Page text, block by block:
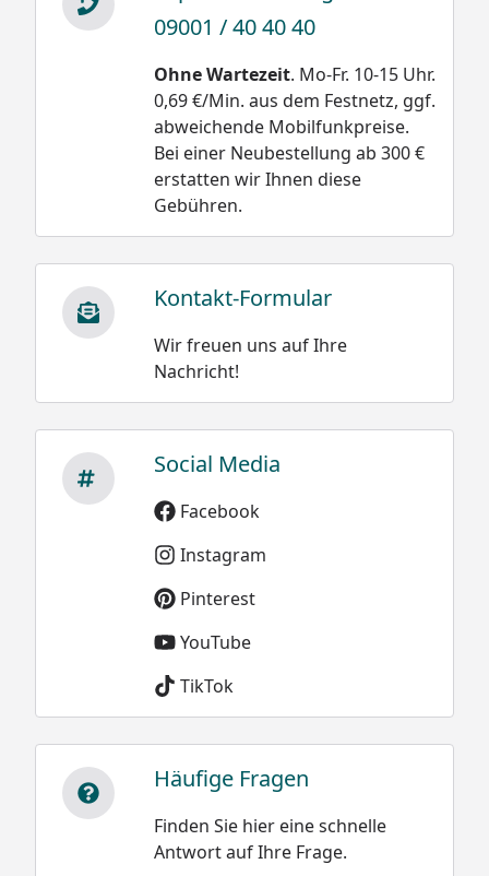
Schneegewichte:
Neuschnee trocken
und locker 30 bis 50
kg/m³
Neuschnee schwach
gebunden 50 bis 100
kg/m³
Neuschnee stark
gebunden 100 bis 200
Altschnee trocken
200 bis 400 kg/m³
Altschnee feucht
nass 300 bis 500
kg/m³
Damit wäre die
Belastung bei einer
Schneehöhe
500 kg/m³ x 0,2 m =
100 kg /m²
Sie können natürlich sowohl dieses, als auch alle
Konstruktionen, ideal als Terrassenüberdachung
Optionale Erweiterungen (siehe Reiter "Zubehör"):
Stützstangen zur Erhöhung der Schneelast
Seitenwände (Auf Anfrage)
09001 / 40 40 40
Ohne Wartezeit. Mo-Fr. 10-15 Uhr.
0,69 €/Min. aus dem Festnetz, ggf.
abweichende Mobilfunkpreise.
Bei einer Neubestellung ab 300 €
erstatten wir Ihnen diese
Gebühren.
Kontakt-Formular
Wir freuen uns auf Ihre
Nachricht!
Social Media
Facebook
Instagram
Pinterest
YouTube
TikTok
Häufige Fragen
Finden Sie hier eine schnelle
Antwort auf Ihre Frage.